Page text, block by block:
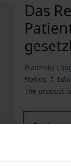
Das
Franziska
Nomos, 1.
The product
Book